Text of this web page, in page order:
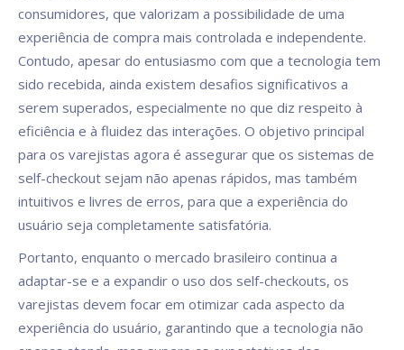
consumidores, que valorizam a possibilidade de uma
experiência de compra mais controlada e independente.
Contudo, apesar do entusiasmo com que a tecnologia tem
sido recebida, ainda existem desafios significativos a
serem superados, especialmente no que diz respeito à
eficiência e à fluidez das interações. O objetivo principal
para os varejistas agora é assegurar que os sistemas de
self-checkout sejam não apenas rápidos, mas também
intuitivos e livres de erros, para que a experiência do
usuário seja completamente satisfatória.
Portanto, enquanto o mercado brasileiro continua a
adaptar-se e a expandir o uso dos self-checkouts, os
varejistas devem focar em otimizar cada aspecto da
experiência do usuário, garantindo que a tecnologia não